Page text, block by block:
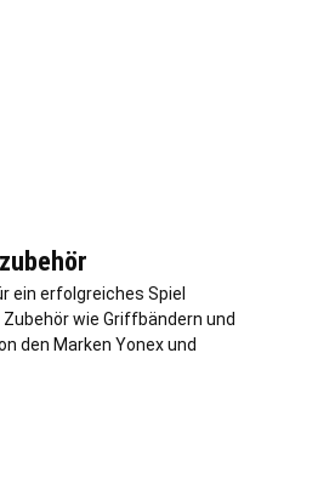
ein erfolgreiches Spiel
wie Griffbändern und
den Marken Yonex und